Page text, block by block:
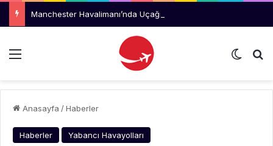
Menü Dış
Anasayfa /Haberler
Haberler Yabancı Havayolları